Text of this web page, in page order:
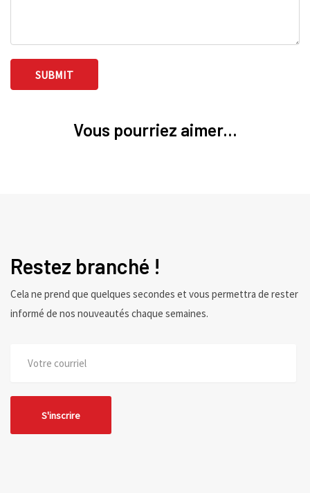
Vous pourriez aimer...
Restez branché !
Cela ne prend que quelques secondes et vous permettra de rester
informé de nos nouveautés chaque semaines.